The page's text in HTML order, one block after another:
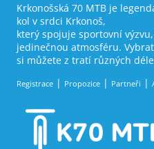
Krkonošská 70 MTB je
kol v srdci Krkonoš,
který spojuje sportovní
jedinečnou atmosféru. Vybrat
si můžete z tratí různých
Registrace Propozice Partneři